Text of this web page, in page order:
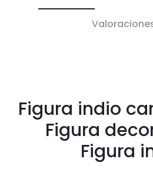
Figura indio
Figura
Figura